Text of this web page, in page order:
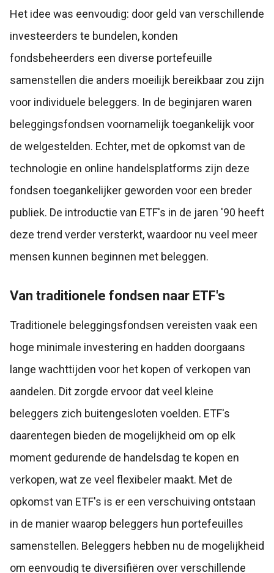
Het idee was eenvoudig: door geld van verschillende
investeerders te bundelen, konden
fondsbeheerders een diverse portefeuille
samenstellen die anders moeilijk bereikbaar zou zijn
voor individuele beleggers. In de beginjaren waren
beleggingsfondsen voornamelijk toegankelijk voor
de welgestelden. Echter, met de opkomst van de
technologie en online handelsplatforms zijn deze
fondsen toegankelijker geworden voor een breder
publiek. De introductie van ETF's in de jaren '90 heeft
deze trend verder versterkt, waardoor nu veel meer
mensen kunnen beginnen met beleggen.
Van traditionele fondsen naar ETF's
Traditionele beleggingsfondsen vereisten vaak een
hoge minimale investering en hadden doorgaans
lange wachttijden voor het kopen of verkopen van
aandelen. Dit zorgde ervoor dat veel kleine
beleggers zich buitengesloten voelden. ETF's
daarentegen bieden de mogelijkheid om op elk
moment gedurende de handelsdag te kopen en
verkopen, wat ze veel flexibeler maakt. Met de
opkomst van ETF's is er een verschuiving ontstaan
in de manier waarop beleggers hun portefeuilles
samenstellen. Beleggers hebben nu de mogelijkheid
om eenvoudig te diversifiëren over verschillende